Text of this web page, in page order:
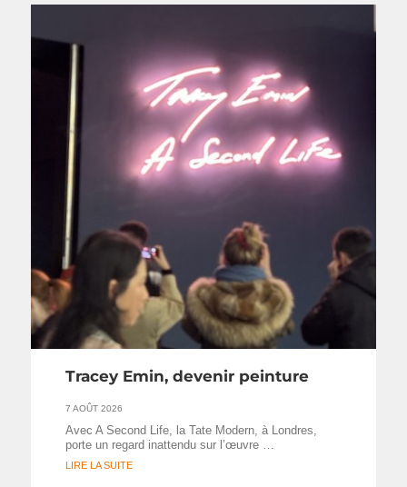
Tracey Emin, devenir peinture
7 AOÛT 2026
Avec A Second Life, la Tate Modern, à Londres,
porte un regard inattendu sur l’œuvre …
LIRE LA SUITE